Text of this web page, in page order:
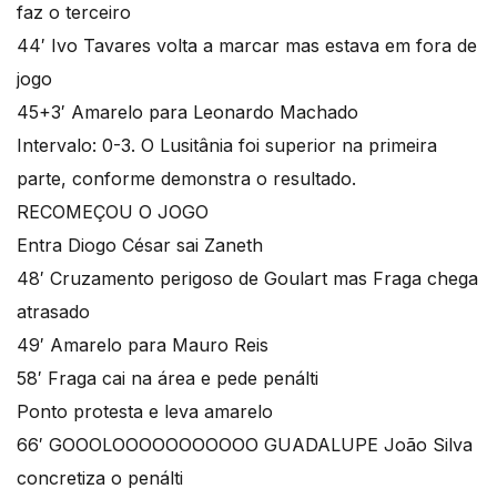
faz o terceiro
44′ Ivo Tavares volta a marcar mas estava em fora de
jogo
45+3′ Amarelo para Leonardo Machado
Intervalo: 0-3. O Lusitânia foi superior na primeira
parte, conforme demonstra o resultado.
RECOMEÇOU O JOGO
Entra Diogo César sai Zaneth
48′ Cruzamento perigoso de Goulart mas Fraga chega
atrasado
49′ Amarelo para Mauro Reis
58′ Fraga cai na área e pede penálti
Ponto protesta e leva amarelo
66′ GOOOLOOOOOOOOOOO GUADALUPE João Silva
concretiza o penálti